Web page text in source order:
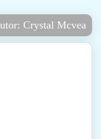
Crystal Mcvea